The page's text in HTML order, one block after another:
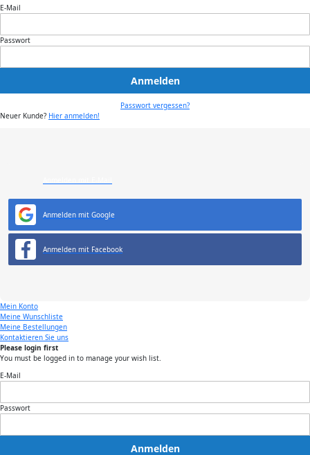
E-Mail
Passwort
Anmelden
Passwort vergessen?
Neuer Kunde? Hier anmelden!
Anmelden mit Google
Anmelden mit Facebook
Mein Konto
Meine Wunschliste
Meine Bestellungen
Kontaktieren Sie uns
Please login first
You must be logged in to manage your wish list.
E-Mail
Passwort
Anmelden